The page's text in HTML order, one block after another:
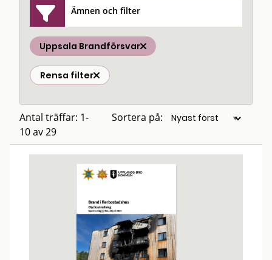
Ämnen och filter
Uppsala Brandförsvar
Rensa filter
Antal träffar: 1-
10 av 29
Sortera på: